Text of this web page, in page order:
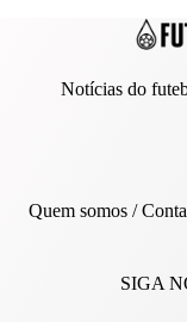
Notícias do
Quem somos/
SIGA